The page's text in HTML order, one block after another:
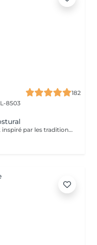
182
8503
Il s'agit d'un massage décontractant inspiré par les traditions indiennes d'Ayurvéda et de Yoga. Cette technique qui permet de redonner de l'élasticité à la colonne vertébrale, utilise des mouvements, des flexions et des torsions qui sont parfaitement harmonisées entre elles, ce qui va permettre au corps de s'étirer et de s'échauffer. La technique peut se réaliser avec les mains et avec les pieds, en fonction du cas. BÉNÉFICES DU MASSAGE AYURDÉVIQUE YOGA POSTURAL Connexion avec une respiration consciente Promeut la flexibilité des muscles et la mobilité des articulations Aide à améliorer la posture en contribuant au bien-être et à l'équilibre du corps.